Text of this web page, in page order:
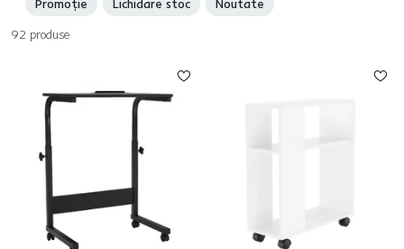
sunt potrivite pentru fiecare cameră, fie pe hol, în bucătărie sau în
culori. De asemenea, oferim diverse seturi.
Promoție
Lichidare stoc
Noutate
92 produse